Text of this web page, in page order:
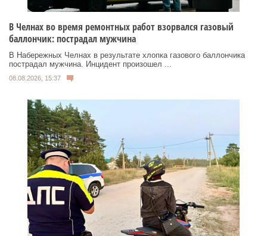
В Челнах во время ремонтных работ взорвался газовый
баллончик: пострадал мужчина
В Набережных Челнах в результате хлопка газового баллончика
пострадал мужчина. Инцидент произошел ...
08.08.2026, 15:37